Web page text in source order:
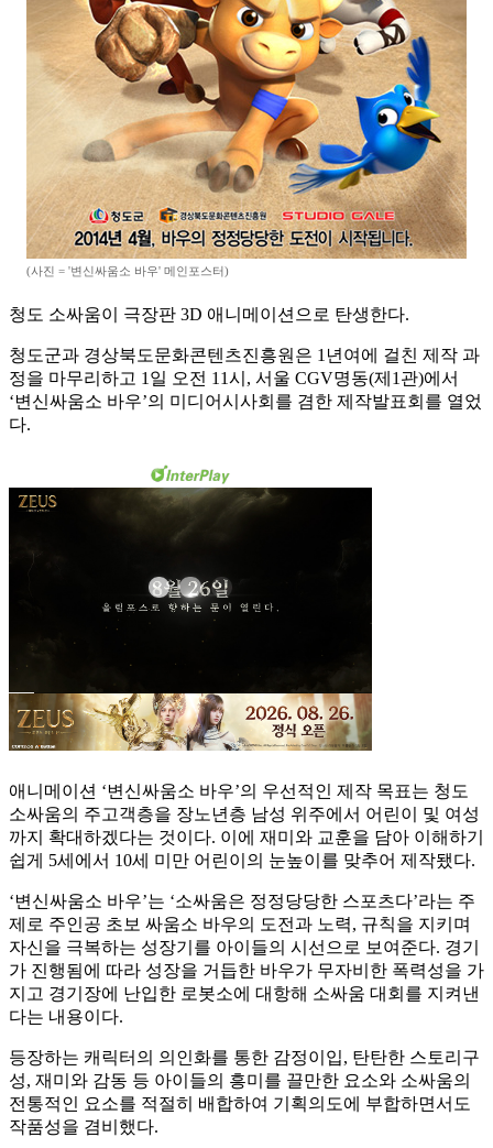
(사진 = '변신싸움소 바우' 메인포스터)
청도 소싸움이 극장판 3D 애니메이션으로 탄생한다.
청도군과 경상북도문화콘텐츠진흥원은 1년여에 걸친 제작 과
정을 마무리하고 1일 오전 11시, 서울 CGV명동(제1관)에서
‘변신싸움소 바우’의 미디어시사회를 겸한 제작발표회를 열었
다.
애니메이션 ‘변신싸움소 바우’의 우선적인 제작 목표는 청도
소싸움의 주고객층을 장노년층 남성 위주에서 어린이 및 여성
까지 확대하겠다는 것이다. 이에 재미와 교훈을 담아 이해하기
쉽게 5세에서 10세 미만 어린이의 눈높이를 맞추어 제작됐다.
‘변신싸움소 바우’는 ‘소싸움은 정정당당한 스포츠다’라는 주
제로 주인공 초보 싸움소 바우의 도전과 노력, 규칙을 지키며
자신을 극복하는 성장기를 아이들의 시선으로 보여준다. 경기
가 진행됨에 따라 성장을 거듭한 바우가 무자비한 폭력성을 가
지고 경기장에 난입한 로봇소에 대항해 소싸움 대회를 지켜낸
다는 내용이다.
등장하는 캐릭터의 의인화를 통한 감정이입, 탄탄한 스토리구
성, 재미와 감동 등 아이들의 흥미를 끌만한 요소와 소싸움의
전통적인 요소를 적절히 배합하여 기획의도에 부합하면서도
작품성을 겸비했다.